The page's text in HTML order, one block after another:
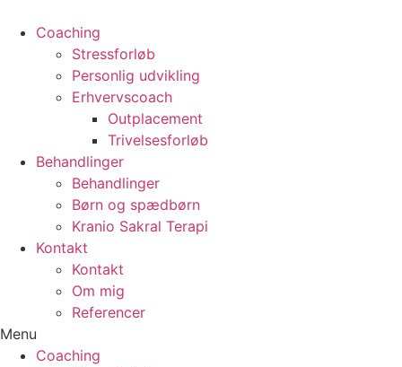
Coaching
Stressforløb
Personlig udvikling
Erhvervscoach
Outplacement
Trivelsesforløb
Behandlinger
Behandlinger
Børn og spædbørn
Kranio Sakral Terapi
Kontakt
Kontakt
Om mig
Referencer
Menu
Coaching